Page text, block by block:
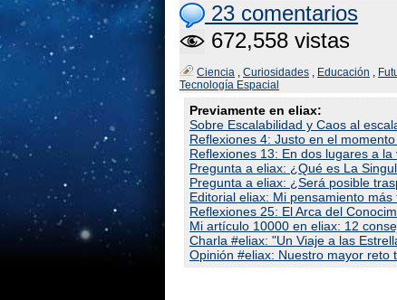
23 comentarios
672,558 vistas
Ciencia , Curiosidades , Educación ,
Tecnología Espacial
Previamente en eliax:
Sobre Escalabilidad y Caos al
Reflexiones 4: Justo en el
Reflexiones 13: En dos lugares a la
Pregunta a eliax: ¿Qué es La
Pregunta a eliax: ¿Será posible
Editorial eliax: Mi pensamiento más
Reflexiones 25: El Arca del
Mi artículo 10000 en eliax: 12
Charla #eliax: "Un Viaje a las
Opinión #eliax: Nuestro mayor reto